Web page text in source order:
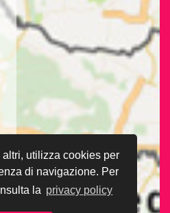
utilizza cookies per
di navigazione. Per
la privacy policy